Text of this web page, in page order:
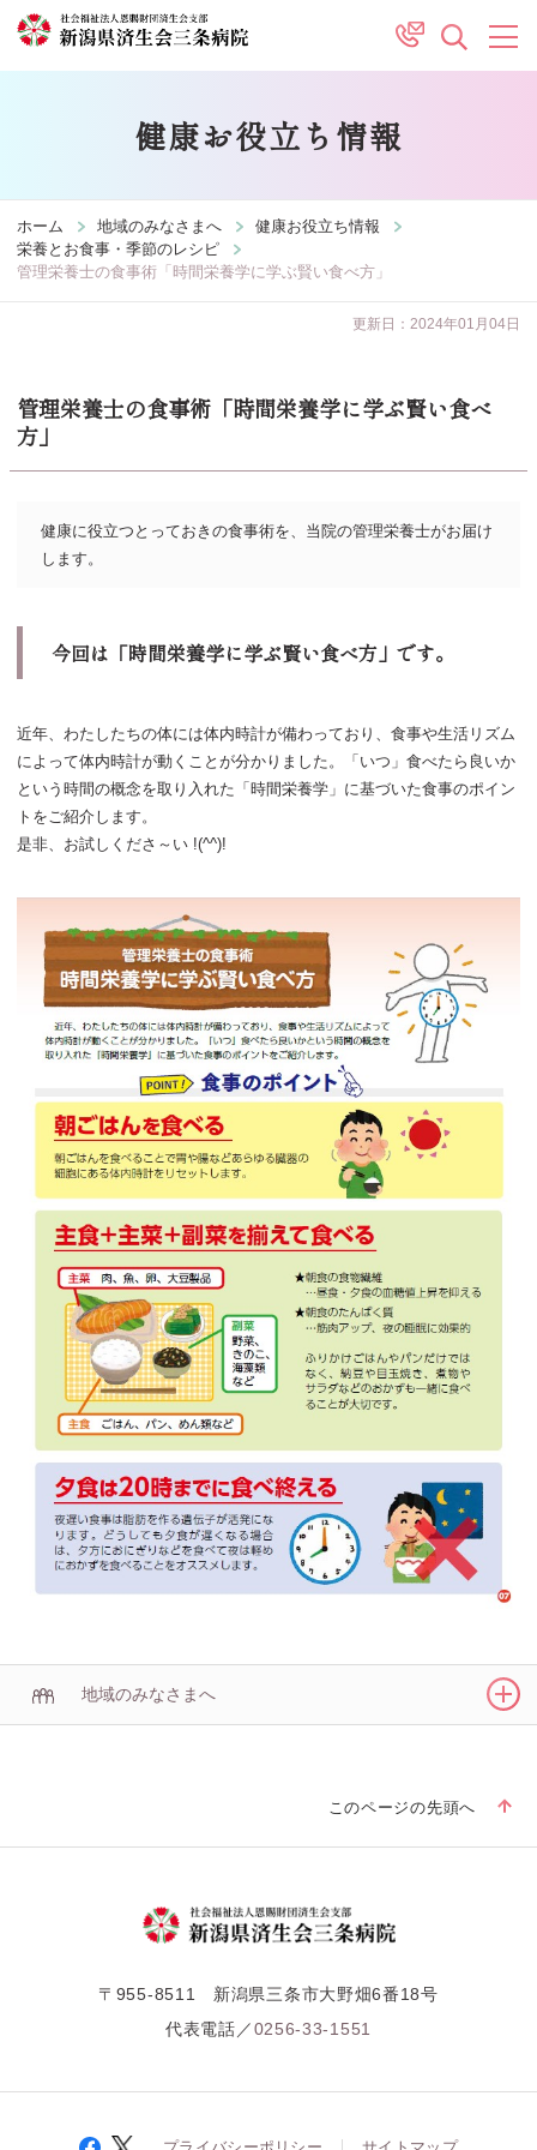
健康お役立ち情報
ホーム 地域のみなさまへ
健康お役立ち情報
栄養とお食事・季節のレシピ
管理栄養士の食事術「時間栄養学に学ぶ賢い食べ方」
更新日：2024年01月04日
地域のみなさまへ
管理栄養士の食事術「時間栄養学に学ぶ賢い食べ
方」
健康に役立つとっておきの食事術を、当院の管理栄養士がお届け
します。
今回は「時間栄養学に学ぶ賢い食べ方」です。
近年、わたしたちの体には体内時計が備わっており、食事や生活リズム
によって体内時計が動くことが分かりました。「いつ」食べたら良いか
という時間の概念を取り入れた「時間栄養学」に基づいた食事のポイン
トをご紹介します。
是非、お試しくださ～い !(^^)!
このページの先頭へ
〒955-8511 新潟県三条市大野畑6番18号
代表電話／0256-33-1551